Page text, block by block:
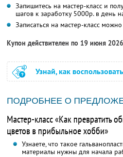
Запишитесь на мастер-класс и
шагов к заработку 5000р. в день
Записаться на мастер-класс
Купон действителен по 19 июня
Узнай, как
ПОДРОБНЕЕ О
Мастер-класс «Как превратить
цветов в прибыльное хобби»
Узнаете, что такое
материалы нужны для начала